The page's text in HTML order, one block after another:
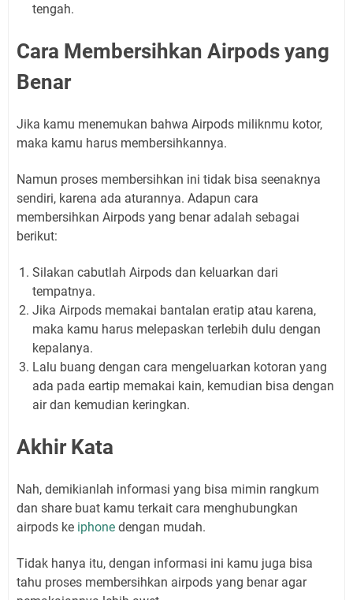
tengah.
Cara Membersihkan Airpods yang
Benar
Jika kamu menemukan bahwa Airpods miliknmu kotor,
maka kamu harus membersihkannya.
Namun proses membersihkan ini tidak bisa seenaknya
sendiri, karena ada aturannya. Adapun cara
membersihkan Airpods yang benar adalah sebagai
berikut:
Silakan cabutlah Airpods dan keluarkan dari
tempatnya.
Jika Airpods memakai bantalan eratip atau karena,
maka kamu harus melepaskan terlebih dulu dengan
kepalanya.
Lalu buang dengan cara mengeluarkan kotoran yang
ada pada eartip memakai kain, kemudian bisa dengan
air dan kemudian keringkan.
Akhir Kata
Nah, demikianlah informasi yang bisa mimin rangkum
dan share buat kamu terkait cara menghubungkan
airpods ke iphone dengan mudah.
Tidak hanya itu, dengan informasi ini kamu juga bisa
tahu proses membersihkan airpods yang benar agar